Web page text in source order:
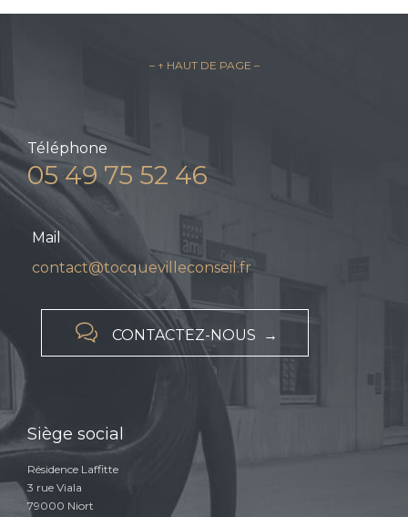
– ↑ HAUT DE PAGE –
Téléphone
05 49 75 52 46
Mail
contact@tocquevilleconseil.fr
 CONTACTEZ-NOUS →
Siège social
Résidence Laffitte
3 rue Viala
79000 Niort